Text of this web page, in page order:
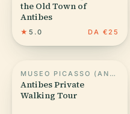
the Old Town of
Antibes
★ 5.0 DA €25
MUSEO PICASSO (ANTIBES)
Antibes Private
Walking Tour